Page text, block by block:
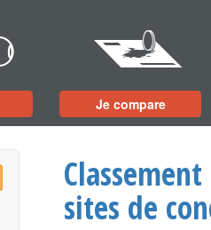
e
Je compare
sites de